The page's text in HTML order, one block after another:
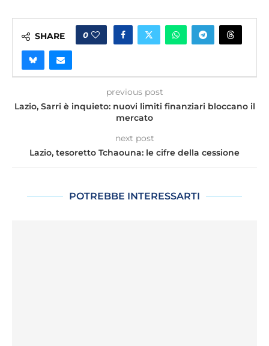
SHARE 0
previous post
Lazio, Sarri è inquieto: nuovi limiti finanziari bloccano il
mercato
next post
Lazio, tesoretto Tchaouna: le cifre della cessione
POTREBBE INTERESSARTI